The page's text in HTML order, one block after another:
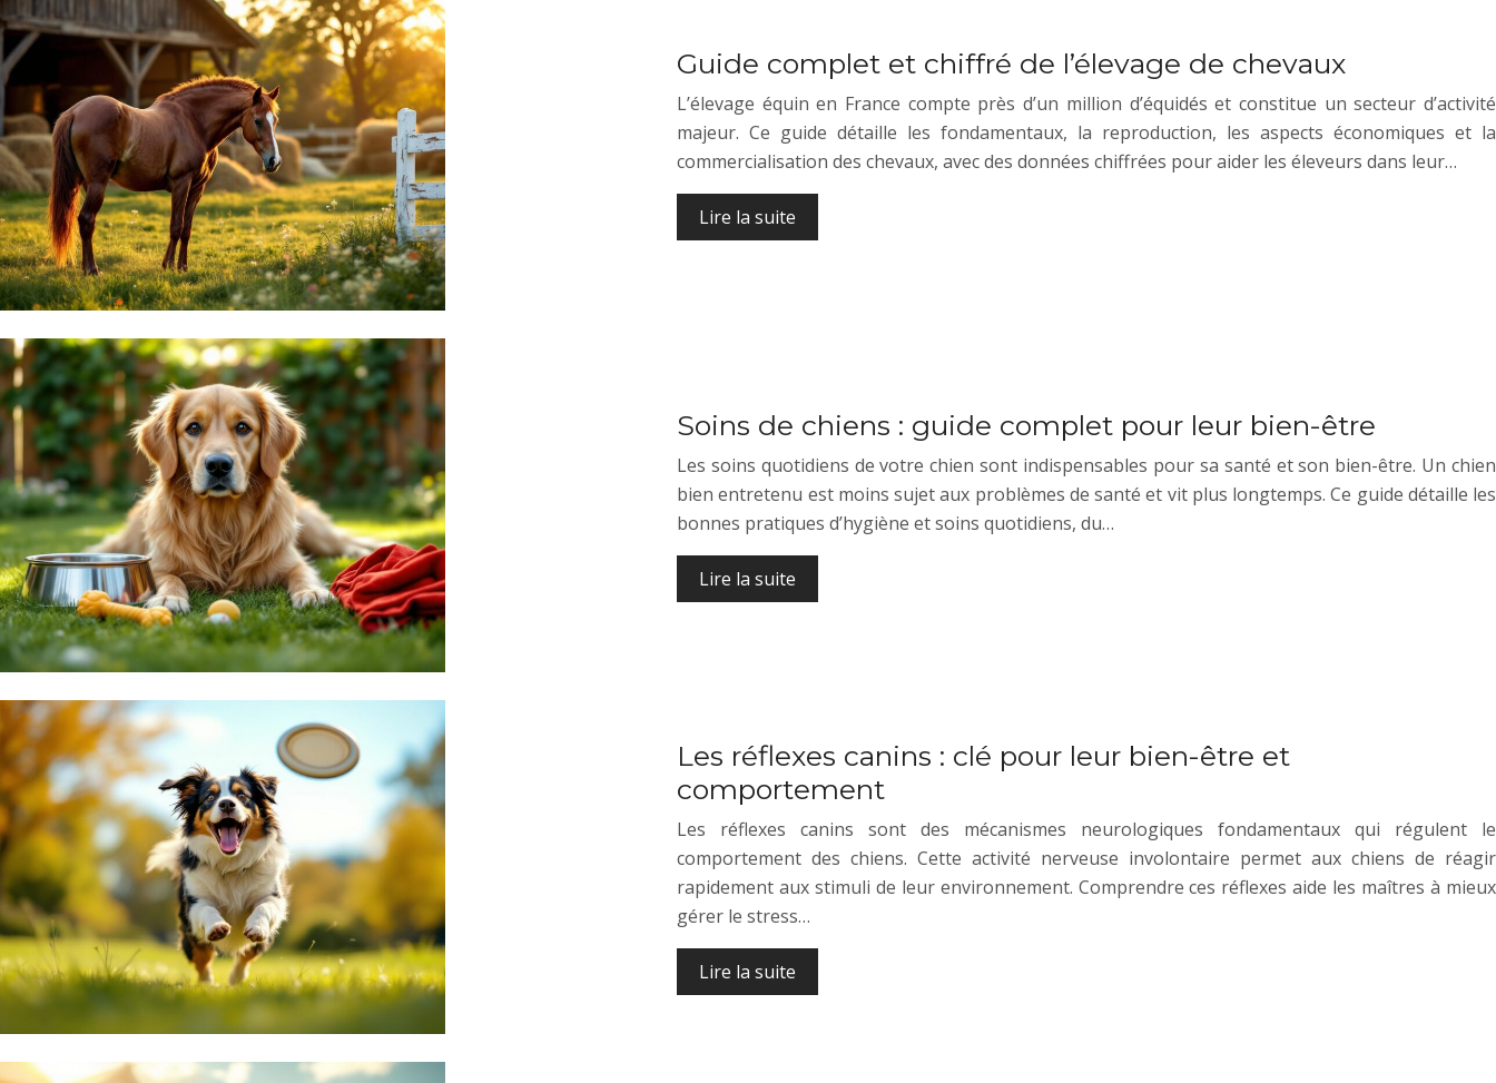
Guide complet et chiffré de l’élevage de chevaux
L’élevage équin en France compte près d’un million d’équidés et constitue un secteur d’activité
majeur. Ce guide détaille les fondamentaux, la reproduction, les aspects économiques et la
commercialisation des chevaux, avec des données chiffrées pour aider les éleveurs dans leur…
Lire la suite
Soins de chiens : guide complet pour leur bien-être
Les soins quotidiens de votre chien sont indispensables pour sa santé et son bien-être. Un chien
bien entretenu est moins sujet aux problèmes de santé et vit plus longtemps. Ce guide détaille les
bonnes pratiques d’hygiène et soins quotidiens, du…
Lire la suite
Les réflexes canins : clé pour leur bien-être et
comportement
Les réflexes canins sont des mécanismes neurologiques fondamentaux qui régulent le
comportement des chiens. Cette activité nerveuse involontaire permet aux chiens de réagir
rapidement aux stimuli de leur environnement. Comprendre ces réflexes aide les maîtres à mieux
gérer le stress…
Lire la suite